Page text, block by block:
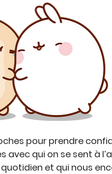
pour prendre
avec qui on se sent à
et qui nous